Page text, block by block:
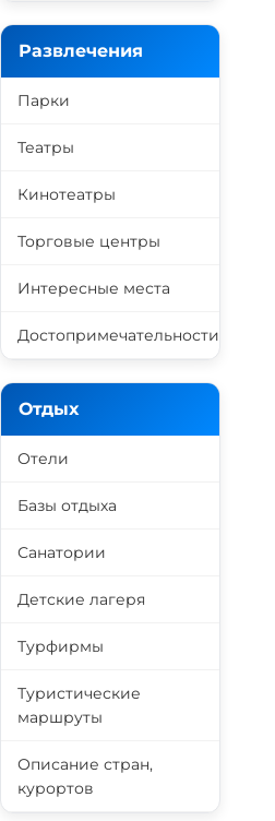
Развлечения
Парки
Театры
Кинотеатры
Торговые центры
Интересные места
Достопримечательности
Отдых
Отели
Базы отдыха
Санатории
Детские лагеря
Турфирмы
Туристические
маршруты
Описание стран,
курортов